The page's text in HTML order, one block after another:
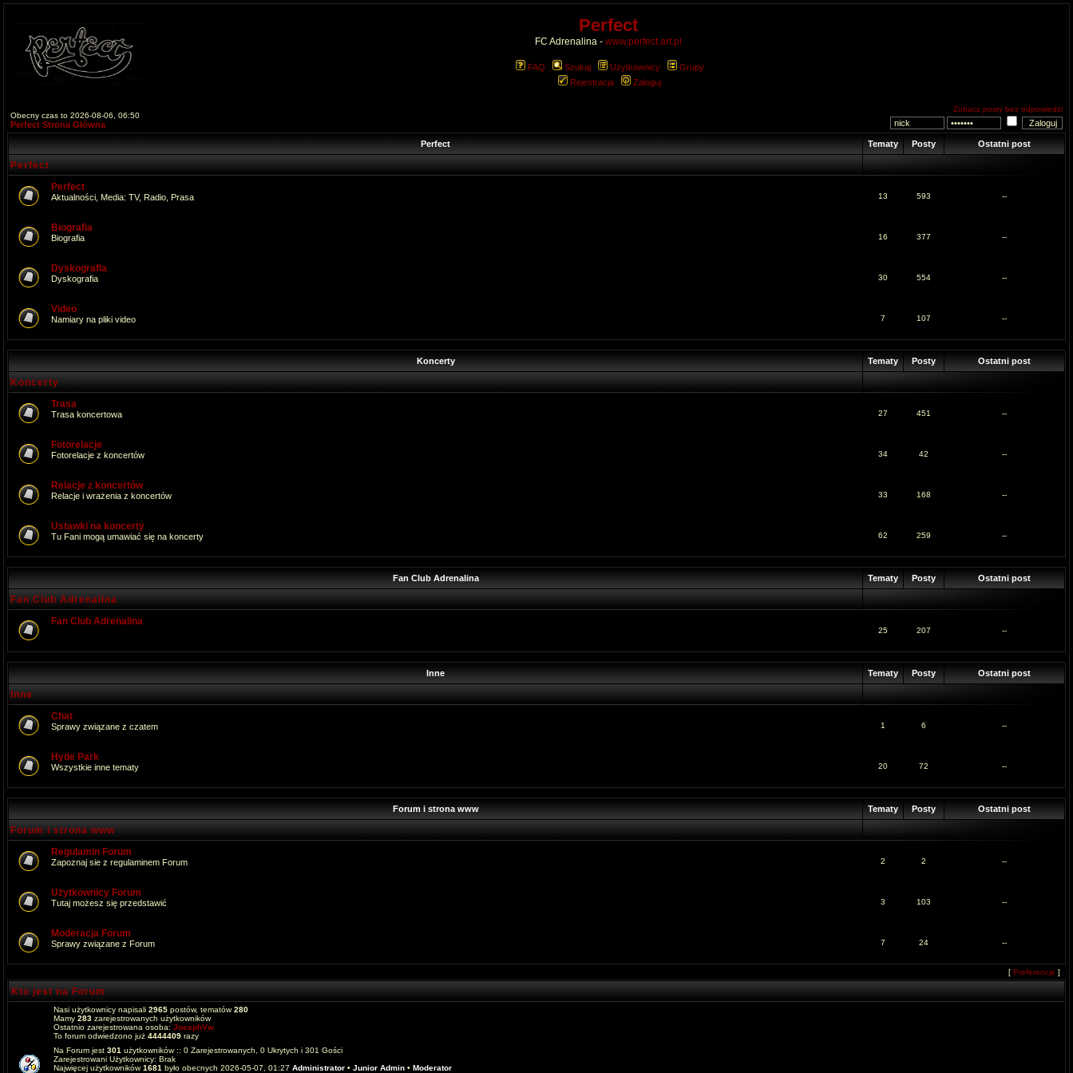
Perfect
FC Adrenalina - www.perfect.art.pl
FAQ Szukaj Użytkownicy
Grupy
Rejestracja
Zaloguj
Obecny czas to 2026-08-06, 06:50
Perfect Strona Główna
Zobacz posty bez odpowiedzi
Perfect Tematy Posty Ostatni post
Perfect
Perfect
Aktualności, Media: TV, Radio, Prasa 13 593 --
Biografia
Biografia 16 377 --
Dyskografia
Dyskografia 30 554 --
Video
Namiary na pliki video 7 107 --
Koncerty Tematy Posty Ostatni post
Koncerty
Trasa
Trasa koncertowa 27 451 --
Fotorelacje
Fotorelacje z koncertów 34 42 --
Relacje z koncertów
Relacje i wrażenia z koncertów 33 168 --
Ustawki na koncerty
Tu Fani mogą umawiać się na koncerty 62 259 --
Fan Club Adrenalina Tematy Posty Ostatni post
Fan Club Adrenalina
Fan Club Adrenalina
25 207 --
Inne Tematy Posty Ostatni post
Inne
Chat
Sprawy związane z czatem 1 6 --
Hyde Park
Wszystkie inne tematy 20 72 --
Forum i strona www Tematy Posty Ostatni post
Forum i strona www
Regulamin Forum
Zapoznaj sie z regulaminem Forum 2 2 --
Użytkownicy Forum
Tutaj możesz się przedstawić 3 103 --
Moderacja Forum
Sprawy związane z Forum 7 24 --
[ Preferencje ]
Kto jest na Forum
Nasi użytkownicy napisali 2965 postów, tematów280
Mamy 283 zarejestrowanych użytkowników
Ostatnio zarejestrowana osoba: JoesphVw
To forum odwiedzono już 4444409 razy
Na Forum jest 301 użytkowników :: 0 Zarejestrowanych, 0 Ukrytych i 301 Gości
Zarejestrowani Użytkownicy: Brak
Najwięcej użytkowników1681 było obecnych 2026-05-07, 01:27 Administrator • Junior Admin • Moderator